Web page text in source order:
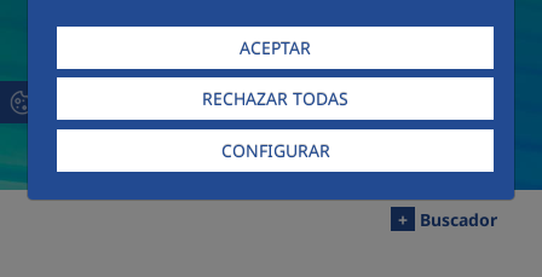
ACEPTAR
RECHAZAR TODAS
CONFIGURAR
+ Buscador